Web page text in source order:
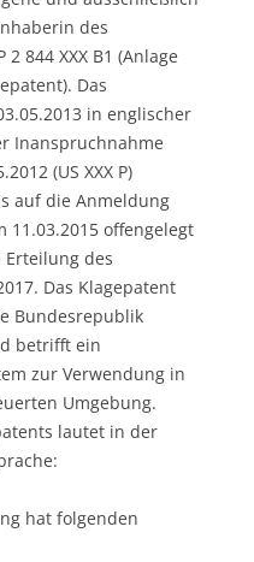
des
844 XXX B1 (Anlage
Das
in englischer
Inanspruchnahme
(US XXX P)
auf die Anmeldung
offengelegt
des
Das Klagepatent
Bundesrepublik
betrifft ein
zur Verwendung in
Umgebung.
lautet in der
hat folgenden